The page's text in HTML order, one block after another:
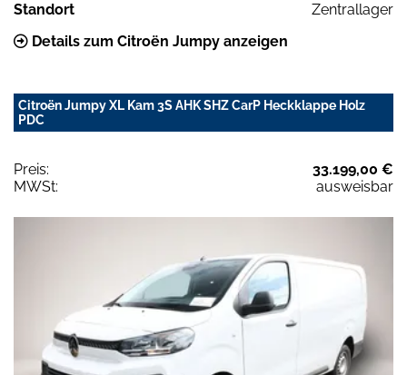
Standort
Zentrallager
Details zum Citroën Jumpy anzeigen
Citroën Jumpy XL Kam 3S AHK SHZ CarP Heckklappe Holz
PDC
Preis:
33.199,00 €
MWSt:
ausweisbar